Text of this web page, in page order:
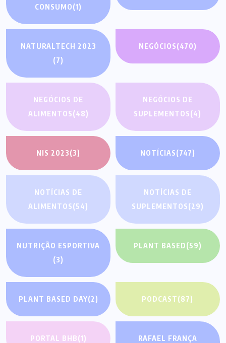
CONSUMO(1)
NATURALTECH 2023
(7)
NEGÓCIOS(470)
NEGÓCIOS DE
ALIMENTOS(48)
NEGÓCIOS DE
SUPLEMENTOS(4)
NIS 2023(3) NOTÍCIAS(747)
NOTÍCIAS DE
ALIMENTOS(54)
NOTÍCIAS DE
SUPLEMENTOS(29)
NUTRIÇÃO ESPORTIVA
(3)
PLANT BASED(59)
PLANT BASED DAY(2) PODCAST(87)
PORTAL BHB(1)
RAFAEL FRANÇA